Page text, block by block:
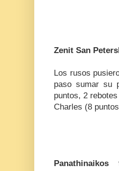
Zenit San
Los rusos
paso sumar su
puntos, 2
Charles (8